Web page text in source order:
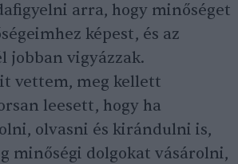
arra, hogy minőséget
képest, és az
jobban vigyázzak.
vettem, meg kellett
leesett, hogy ha
olvasni és kirándulni is,
minőségi dolgokat vásárolni,